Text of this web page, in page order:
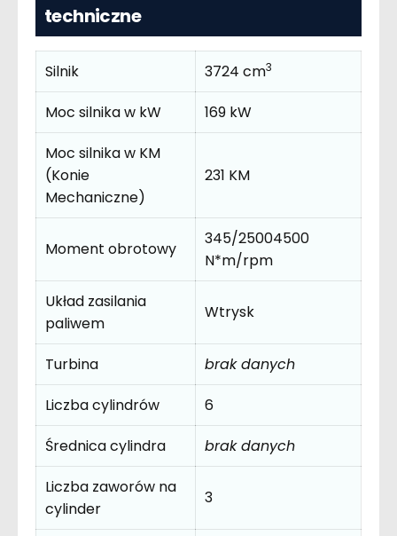
techniczne
Silnik 3724 cm3
Moc silnika w kW
169 kW
Moc silnika w KM
(Konie
Mechaniczne)
231 KM
Moment obrotowy
345/25004500
N*m/rpm
Układ zasilania
paliwem
Wtrysk
Turbina
brak danych
Liczba cylindrów
6
Średnica cylindra
brak danych
Liczba zaworów na
cylinder
3